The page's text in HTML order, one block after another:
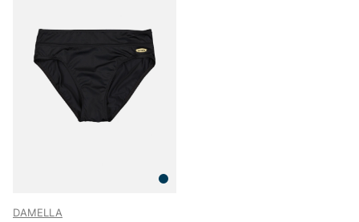
Damella noget for alle lejligheder og smage.
DAMELLA